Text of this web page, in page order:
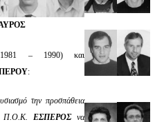
(1981 – 1990) και
:
την προσπάθεια
Π.Ο.Κ. ΕΣΠΕΡΟΣνα